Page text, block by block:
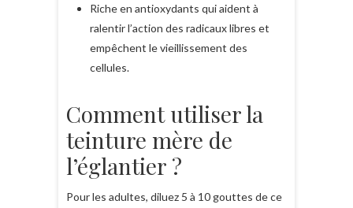
Riche en antioxydants qui aident à
ralentir l’action des radicaux libres et
empêchent le vieillissement des
cellules.
Comment utiliser la
teinture mère de
l’églantier ?
Pour les adultes, diluez 5 à 10 gouttes de ce